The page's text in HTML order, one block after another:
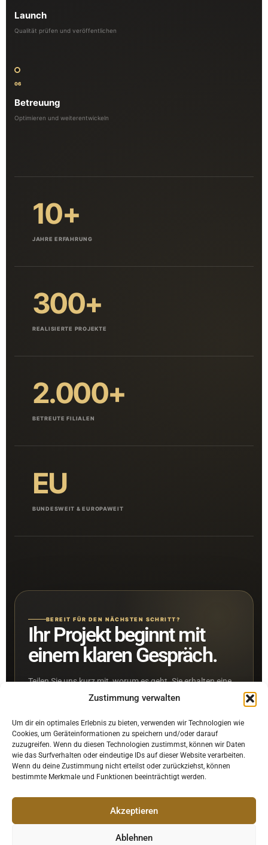
Zustimmung verwalten
Um dir ein optimales Erlebnis zu bieten, verwenden wir Technologien wie
Cookies, um Geräteinformationen zu speichern und/oder darauf
zuzugreifen. Wenn du diesen Technologien zustimmst, können wir Daten
wie das Surfverhalten oder eindeutige IDs auf dieser Website verarbeiten.
Wenn du deine Zustimmung nicht erteilst oder zurückziehst, können
bestimmte Merkmale und Funktionen beeinträchtigt werden.
Akzeptieren
Ablehnen
Launch
Qualität prüfen und veröffentlichen
06
Betreuung
Optimieren und weiterentwickeln
10+
JAHRE ERFAHRUNG
300+
REALISIERTE PROJEKTE
2.000+
BETREUTE FILIALEN
EU
BUNDESWEIT & EUROPAWEIT
BEREIT FÜR DEN NÄCHSTEN SCHRITT?
Ihr Projekt beginnt mit
einem klaren Gespräch.
Teilen Sie uns kurz mit, worum es geht. Sie erhalten eine
persönliche Einschätzung und einen strukturierten
Projekt starten
TELEFON
info@haweko-group.de